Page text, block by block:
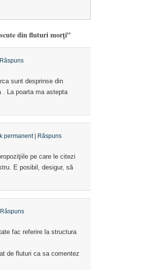
din fluturi morţi”
Răspuns
sunt desprinse din
. La poarta ma astepta
permanent| Răspuns
pe care le citezi
E posibil, desigur, să
Răspuns
fac referire la structura
de fluturi ca sa comentez